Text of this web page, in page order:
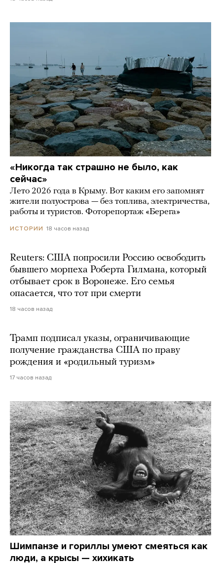
«Никогда так страшно не было, как
сейчас»
Лето 2026 года в Крыму. Вот каким его запомнят
жители полуострова — без топлива, электричества,
работы и туристов. Фоторепортаж «Берега»
ИСТОРИИ 18 часов назад
Reuters: США попросили Россию освободить
бывшего морпеха Роберта Гилмана, который
отбывает срок в Воронеже. Его семья
опасается, что тот при смерти
18 часов назад
Трамп подписал указы, ограничивающие
получение гражданства США по праву
рождения и «родильный туризм»
17 часов назад
Шимпанзе и гориллы умеют смеяться как
люди, а крысы — хихикать